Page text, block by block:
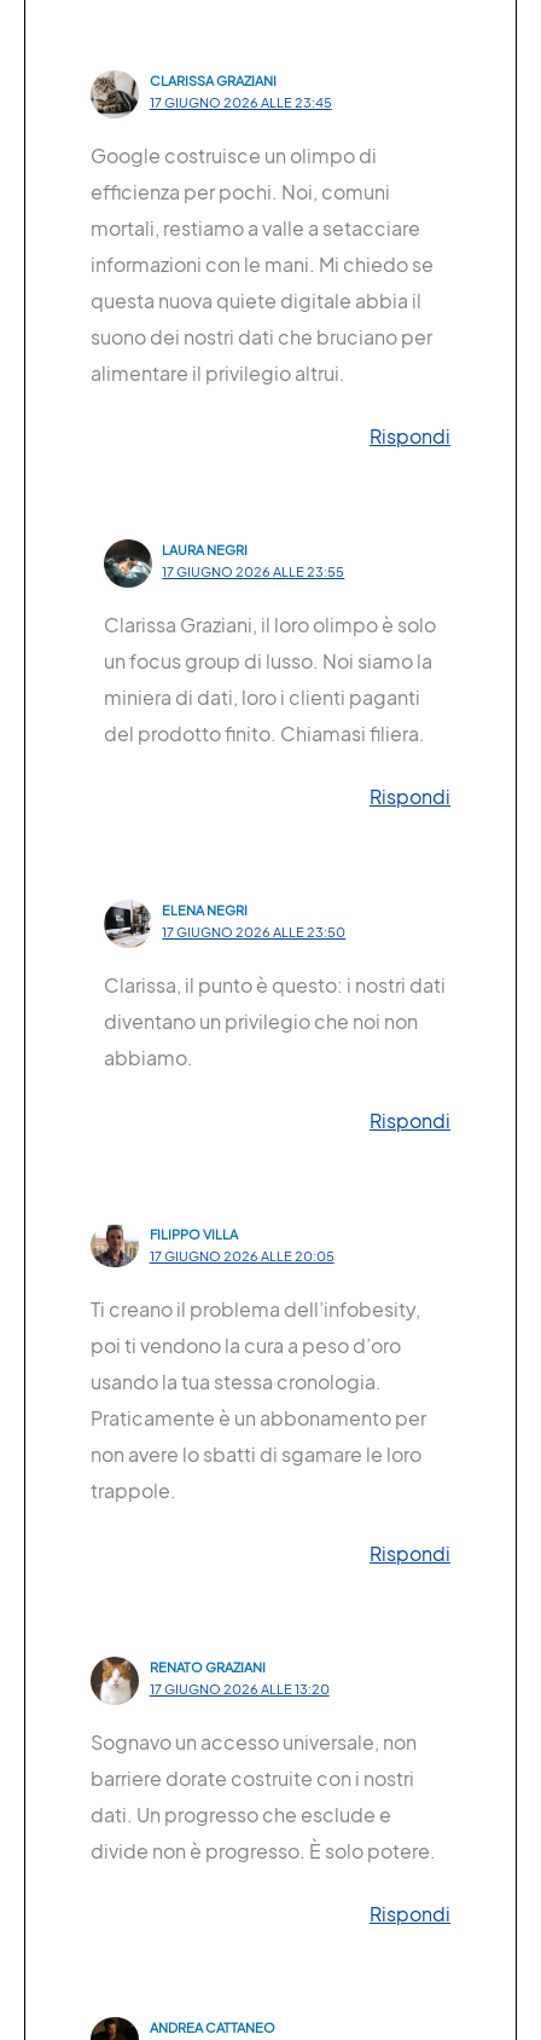
CLARISSA GRAZIANI
17 GIUGNO 2026 ALLE 23:45
Google costruisce un olimpo di
efficienza per pochi. Noi, comuni
mortali, restiamo a valle a setacciare
informazioni con le mani. Mi chiedo se
questa nuova quiete digitale abbia il
suono dei nostri dati che bruciano per
alimentare il privilegio altrui.
Rispondi
LAURA NEGRI
17 GIUGNO 2026 ALLE 23:55
Clarissa Graziani, il loro olimpo è solo
un focus group di lusso. Noi siamo la
miniera di dati, loro i clienti paganti
del prodotto finito. Chiamasi filiera.
Rispondi
ELENA NEGRI
17 GIUGNO 2026 ALLE 23:50
Clarissa, il punto è questo: i nostri dati
diventano un privilegio che noi non
abbiamo.
Rispondi
FILIPPO VILLA
17 GIUGNO 2026 ALLE 20:05
Ti creano il problema dell’infobesity,
poi ti vendono la cura a peso d’oro
usando la tua stessa cronologia.
Praticamente è un abbonamento per
non avere lo sbatti di sgamare le loro
trappole.
Rispondi
RENATO GRAZIANI
17 GIUGNO 2026 ALLE 13:20
Sognavo un accesso universale, non
barriere dorate costruite con i nostri
dati. Un progresso che esclude e
divide non è progresso. È solo potere.
Rispondi
ANDREA CATTANEO